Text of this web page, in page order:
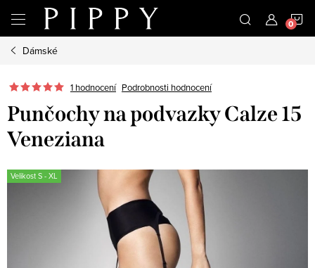
obsah
Dámské
1 hodnocení Podrobnosti hodnocení
Punčochy na podvazky Calze 15
Veneziana
Velikost S - XL